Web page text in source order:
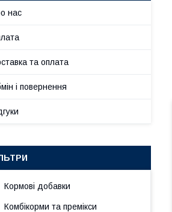
нас
та оплата
і повернення
Кормові добавки
Комбікорми та премікси